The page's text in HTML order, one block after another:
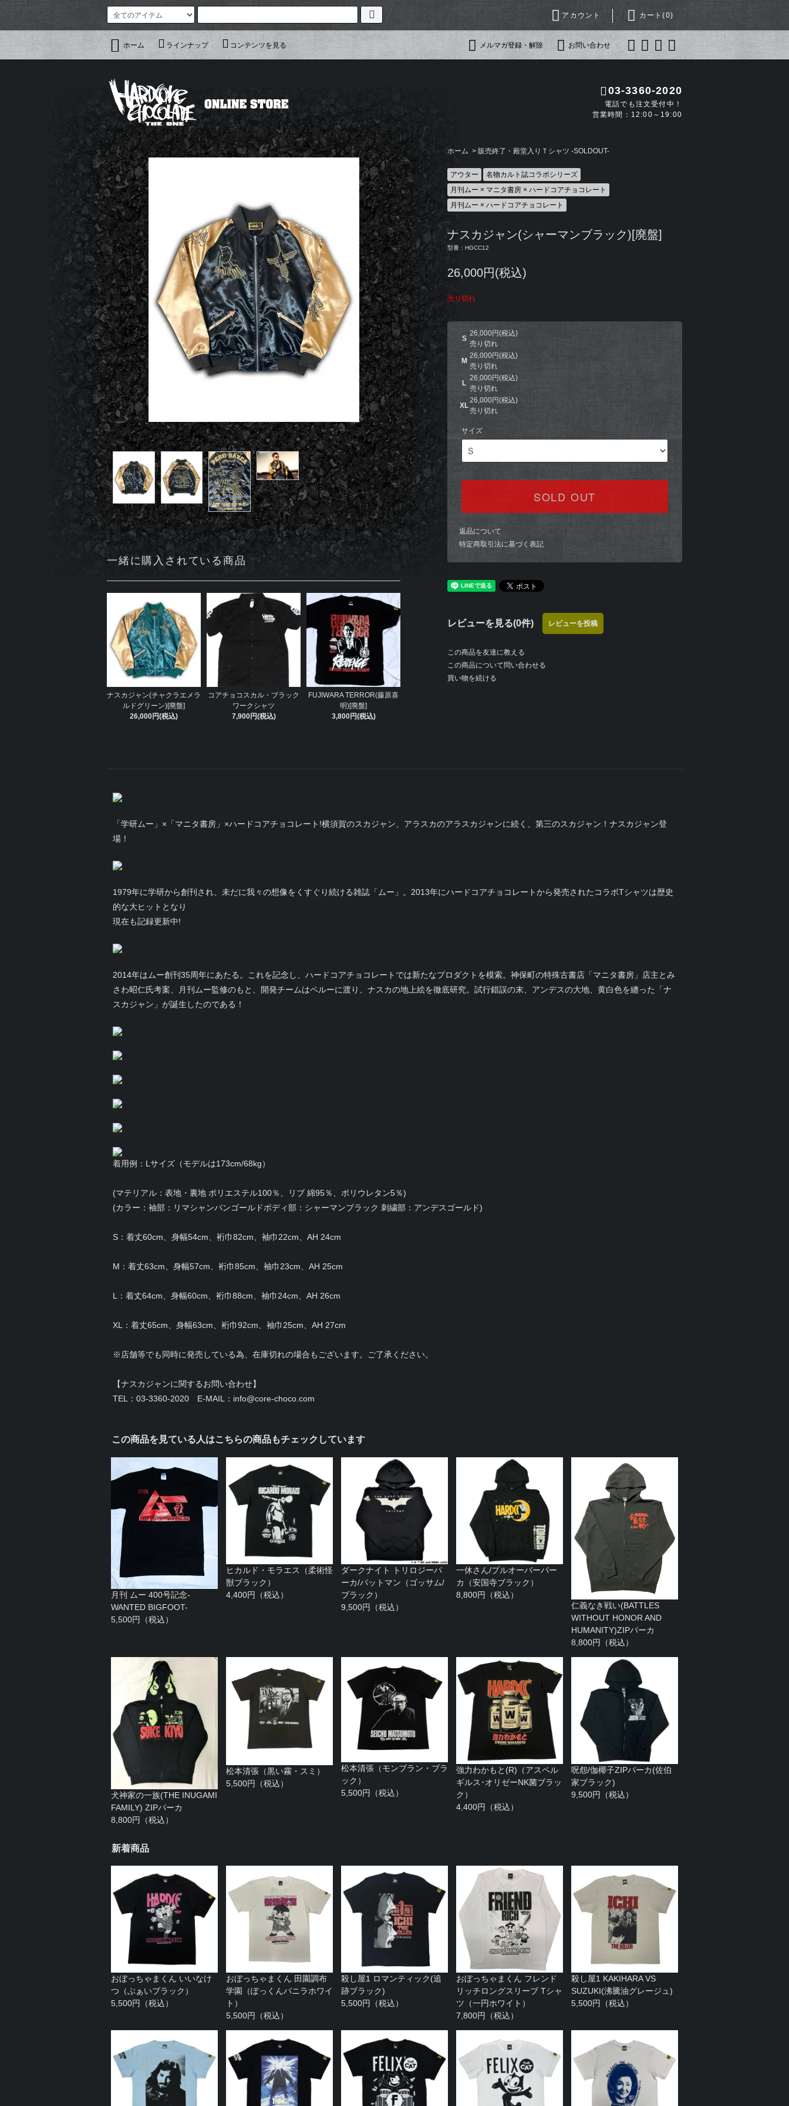
アカウント カート(0)
ホーム ラインナップ コンテンツを見る メルマガ登録・解除 お問い合わせ
03-3360-2020
電話でも注文受付中！
営業時間：12:00～19:00
一緒に購入されている商品
ナスカジャン(チャクラエメラ
ルドグリーン)[廃盤]
26,000円(税込)
コアチョコスカル・ブラック
ワークシャツ
7,900円(税込)
FUJIWARA TERROR(藤原喜
明)[廃盤]
3,800円(税込)
ホーム > 販売終了・殿堂入りＴシャツ -SOLDOUT-
アウター
名物カルト誌コラボシリーズ
月刊ムー × マニタ書房 × ハードコアチョコレート
月刊ムー × ハードコアチョコレート
ナスカジャン(シャーマンブラック)[廃盤]
型番：HGCC12
26,000円(税込)
売り切れ
S
26,000円(税込)
売り切れ
M
26,000円(税込)
売り切れ
L
26,000円(税込)
売り切れ
XL
26,000円(税込)
売り切れ
サイズ
SOLD OUT
返品について
特定商取引法に基づく表記
レビューを見る(0件) レビューを投稿
この商品を友達に教える
この商品について問い合わせる
買い物を続ける
「学研ムー」×「マニタ書房」×ハードコアチョコレート!横須賀のスカジャン、アラスカのアラスカジャンに続く、第三のスカジャン！ナスカジャン登
場！
1979年に学研から創刊され、未だに我々の想像をくすぐり続ける雑誌「ムー」。2013年にハードコアチョコレートから発売されたコラボTシャツは歴史
的な大ヒットとなり
現在も記録更新中!
2014年はムー創刊35周年にあたる。これを記念し、ハードコアチョコレートでは新たなプロダクトを模索。神保町の特殊古書店「マニタ書房」店主とみ
さわ昭仁氏考案、月刊ムー監修のもと、開発チームはペルーに渡り、ナスカの地上絵を徹底研究。試行錯誤の末、アンデスの大地、黄白色を纏った「ナ
スカジャン」が誕生したのである！
着用例：Lサイズ（モデルは173cm/68kg）
(マテリアル：表地・裏地 ポリエステル100％、リブ 綿95％、ポリウレタン5％)
(カラー：袖部：リマシャンパンゴールドボディ部：シャーマンブラック 刺繍部：アンデスゴールド)
S：着丈60cm、身幅54cm、裄巾82cm、袖巾22cm、AH 24cm
M：着丈63cm、身幅57cm、裄巾85cm、袖巾23cm、AH 25cm
L：着丈64cm、身幅60cm、裄巾88cm、袖巾24cm、AH 26cm
XL：着丈65cm、身幅63cm、裄巾92cm、袖巾25cm、AH 27cm
※店舗等でも同時に発売している為、在庫切れの場合もございます。ご了承ください。
【ナスカジャンに関するお問い合わせ】
TEL：03-3360-2020 E-MAIL：info@core-choco.com
この商品を見ている人はこちらの商品もチェックしています
月刊 ムー 400号記念-
WANTED BIGFOOT-
5,500円（税込）
ヒカルド・モラエス（柔術怪
獣ブラック）
4,400円（税込）
ダークナイト トリロジーパ
ーカ/バットマン（ゴッサム/
ブラック）
9,500円（税込）
一休さん/プルオーバーパー
カ（安国寺ブラック）
8,800円（税込）
仁義なき戦い(BATTLES
WITHOUT HONOR AND
HUMANITY)ZIPパーカ
8,800円（税込）
犬神家の一族(THE INUGAMI
FAMILY) ZIPパーカ
8,800円（税込）
松本清張（黒い霧・スミ）
5,500円（税込）
松本清張（モンブラン・ブラ
ック）
5,500円（税込）
強力わかもと(R)（アスペル
ギルス･オリゼーNK菌ブラッ
ク）
4,400円（税込）
呪怨/伽椰子ZIPパーカ(佐伯
家ブラック)
9,500円（税込）
新着商品
おぼっちゃまくん いいなけ
つ（ぶぁいブラック）
5,500円（税込）
おぼっちゃまくん 田園調布
学園（ぽっくんバニラホワイ
ト）
5,500円（税込）
殺し屋1 ロマンティック(追
跡ブラック)
5,500円（税込）
おぼっちゃまくん フレンド
リッチロングスリーブ Tシャ
ツ（一円ホワイト）
7,800円（税込）
殺し屋1 KAKIHARA VS
SUZUKI(沸騰油グレージュ)
5,500円（税込）